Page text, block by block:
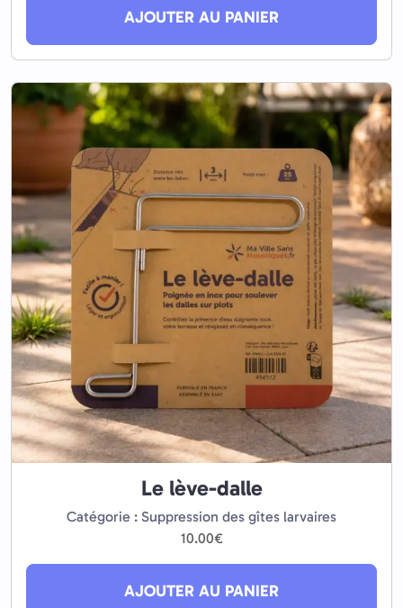
AJOUTER AU PANIER
Le lève-dalle
Catégorie : Suppression des gîtes larvaires
10.00€
AJOUTER AU PANIER